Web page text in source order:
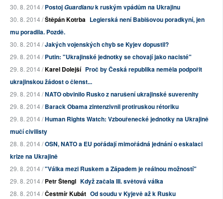
30. 8. 2014 /PostojGuardianuk ruským vpádům na Ukrajinu
30. 8. 2014 /Štěpán Kotrba Legierská není Babišovou poradkyní, jen
mu poradila. Pozdě.
30. 8. 2014 /Jakých vojenských chyb se Kyjev dopustil?
29. 8. 2014 /Putin: "Ukrajinské jednotky se chovají jako nacisté"
29. 8. 2014 /Karel Dolejší Proč by Česká republika neměla podpořit
ukrajinskou žádost o členst...
29. 8. 2014 /NATO obvinilo Rusko z narušení ukrajinské suverenity
29. 8. 2014 /Barack Obama zintenzivnil protiruskou rétoriku
29. 8. 2014 /Human Rights Watch: Vzbouřenecké jednotky na Ukrajině
mučí civilisty
28. 8. 2014 /OSN, NATO a EU pořádají mimořádná jednání o eskalaci
krize na Ukrajině
29. 8. 2014 /"Válka mezi Ruskem a Západem je reálnou možností"
29. 8. 2014 /Petr Štengl Když začala III. světová válka
28. 8. 2014 /Čestmír Kubát Od soudu v Kyjevě až k Rusku